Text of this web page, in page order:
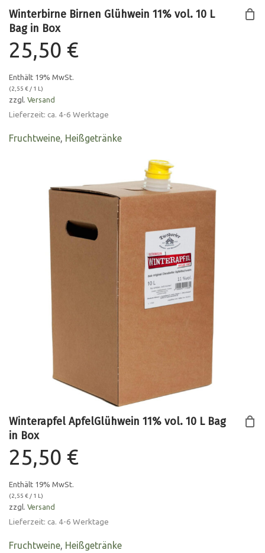
Winterbirne Birnen Glühwein 11% vol. 10 L
Bag in Box
25,50 €
Enthält 19% MwSt.
(2,55 € / 1 L)
zzgl. Versand
Lieferzeit: ca. 4-6 Werktage
Fruchtweine, Heißgetränke
Winterapfel ApfelGlühwein 11% vol. 10 L Bag
in Box
25,50 €
Enthält 19% MwSt.
(2,55 € / 1 L)
zzgl. Versand
Lieferzeit: ca. 4-6 Werktage
Fruchtweine, Heißgetränke